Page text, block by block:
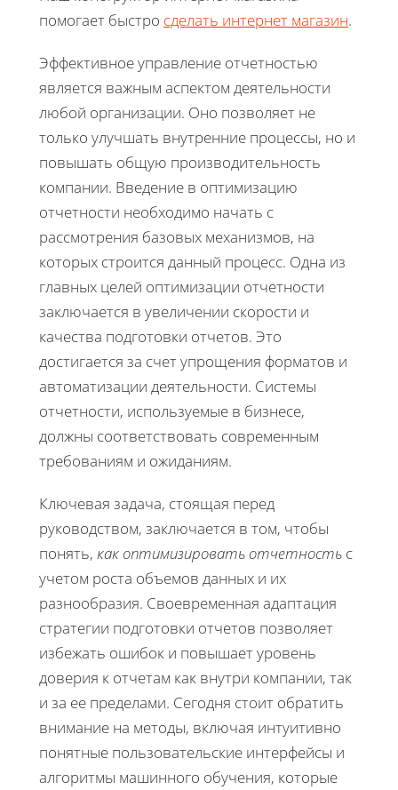
помогает быстро сделать интернет магазин.
Эффективное управление отчетностью
является важным аспектом деятельности
любой организации. Оно позволяет не
только улучшать внутренние процессы, но и
повышать общую производительность
компании. Введение в оптимизацию
отчетности необходимо начать с
рассмотрения базовых механизмов, на
которых строится данный процесс. Одна из
главных целей оптимизации отчетности
заключается в увеличении скорости и
качества подготовки отчетов. Это
достигается за счет упрощения форматов и
автоматизации деятельности. Системы
отчетности, используемые в бизнесе,
должны соответствовать современным
требованиям и ожиданиям.
Ключевая задача, стоящая перед
руководством, заключается в том, чтобы
понять, как оптимизировать отчетность с
учетом роста объемов данных и их
разнообразия. Своевременная адаптация
стратегии подготовки отчетов позволяет
избежать ошибок и повышает уровень
доверия к отчетам как внутри компании, так
и за ее пределами. Сегодня стоит обратить
внимание на методы, включая интуитивно
понятные пользовательские интерфейсы и
алгоритмы машинного обучения, которые